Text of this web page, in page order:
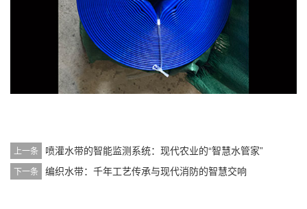
上一条 喷灌水带的智能监测系统：现代农业的“智慧水管家”
下一条 编织水带：千年工艺传承与现代消防的智慧交响